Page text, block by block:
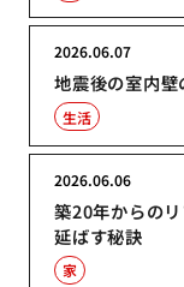
地震後の室内
2026.06.07
生活
築20年からの
延ばす秘訣
2026.06.06
家